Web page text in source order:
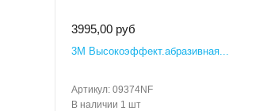
3995,00 руб
3M Высокоэффект.абразивная...
Артикул: 09374NF
В наличии 1 шт